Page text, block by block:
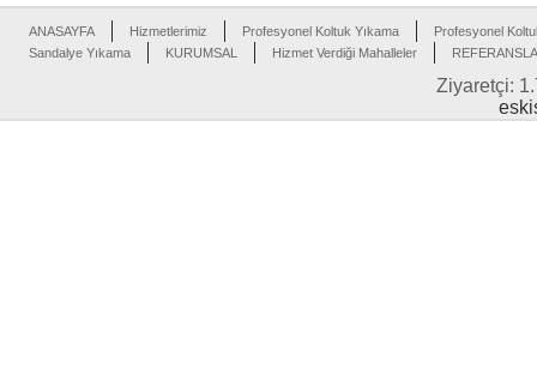
ANASAYFA Hizmetlerimiz Profesyonel Koltuk Yıkama
Profesyonel
Sandalye Yıkama
KURUMSAL Hizmet Verdiği Mahalleler
Ziyaretçi: